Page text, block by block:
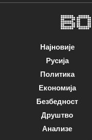
Најновије
Русија
Политика
Економија
Безбедност
Друштво
Анализе